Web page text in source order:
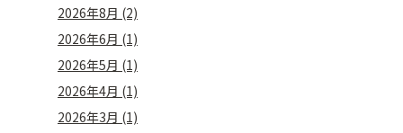
2026年8月 (2)
2026年6月 (1)
2026年5月 (1)
2026年4月 (1)
2026年3月 (1)